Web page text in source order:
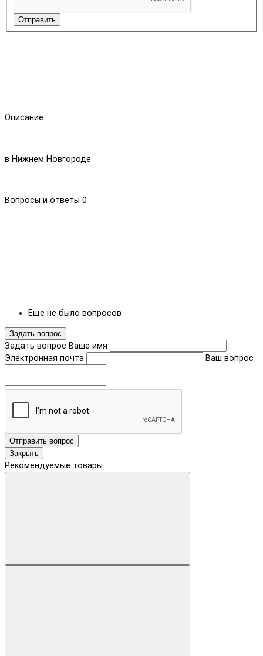
Отправить
Описание
в Нижнем Новгороде
Вопросы и ответы 0
Еще не было вопросов
Задать вопрос
Задать вопрос Ваше имя
Электронная почта
Ваш вопрос
Отправить вопрос
Закрыть
Рекомендуемые товары